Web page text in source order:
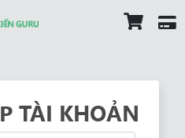
TÀI KHOẢN